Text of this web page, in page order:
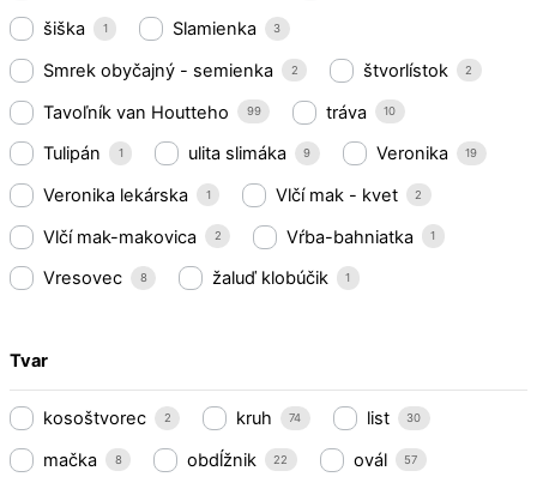
šiška 1 Slamienka 3
Smrek obyčajný - semienka 2 štvorlístok 2
Tavoľník van Houtteho 99 tráva 10
Tulipán 1 ulita slimáka 9 Veronika 19
Veronika lekárska 1 Vlčí mak - kvet 2
Vlčí mak-makovica 2 Vŕba-bahniatka 1
Vresovec 8 žaluď klobúčik 1
Tvar
kosoštvorec 2 kruh 74 list 30
mačka 8 obdĺžnik 22 ovál 57